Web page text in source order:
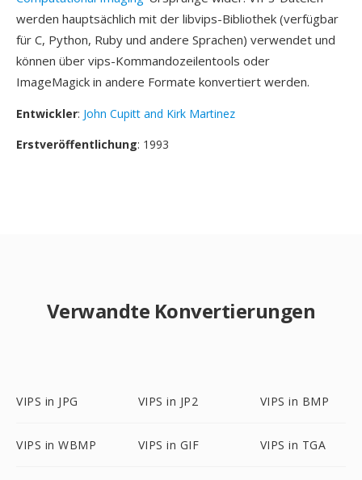
werden hauptsächlich mit der libvips-Bibliothek (verfügbar
für C, Python, Ruby und andere Sprachen) verwendet und
können über vips-Kommandozeilentools oder
ImageMagick in andere Formate konvertiert werden.
Entwickler: John Cupitt and Kirk Martinez
Erstveröffentlichung: 1993
Verwandte Konvertierungen
VIPS in JPG VIPS in JP2 VIPS in BMP
VIPS in WBMP VIPS in GIF VIPS in TGA